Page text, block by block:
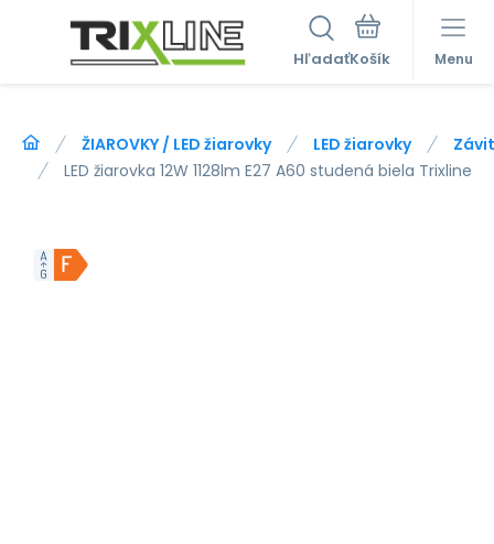
Hľadať Menu
ŽIAROVKY / LED žiarovky LED žiarovky
LED žiarovka 12W 1128lm E27 A60 studená biela Trixline